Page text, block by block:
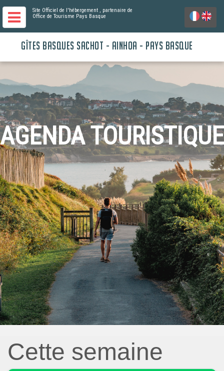
Site Officiel de l'hébergement , partenaire de
Office de Tourisme Pays Basque
GÎTES BASQUES SACHOT - AINHOA - PAYS BASQUE
AGENDA TOURISTIQUE
Cette semaine